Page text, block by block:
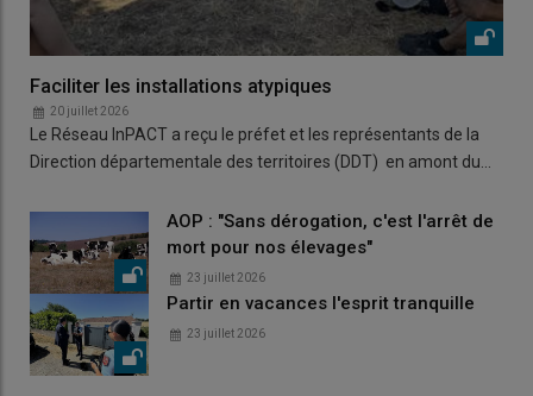
Faciliter les installations atypiques
20 juillet 2026
Le Réseau InPACT a reçu le préfet et les représentants de la
Direction départementale des territoires (DDT) en amont du…
AOP : "Sans dérogation, c'est l'arrêt de
mort pour nos élevages"
23 juillet 2026
Partir en vacances l'esprit tranquille
23 juillet 2026